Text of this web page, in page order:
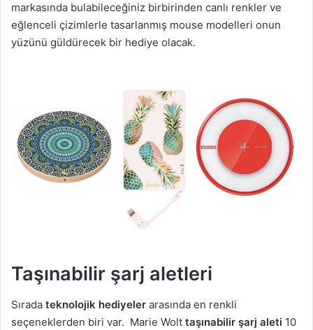
markasında bulabileceğiniz birbirinden canlı renkler ve
eğlenceli çizimlerle tasarlanmış mouse modelleri onun
yüzünü güldürecek bir hediye olacak.
Taşınabilir şarj aletleri
Sırada teknolojik hediyeler arasında en renkli
seçeneklerden biri var. Marie Wolt taşınabilir şarj aleti 10